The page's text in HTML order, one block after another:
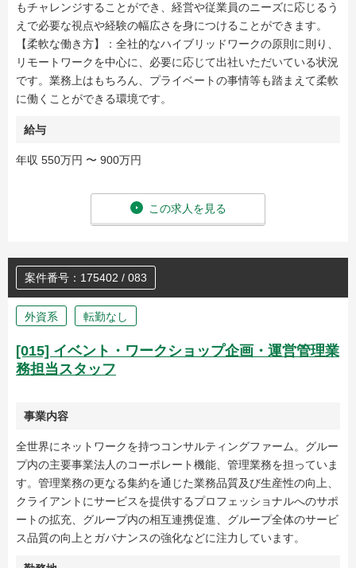
もチャレンジすることができ、経営や従業員のニーズに応じるう
えで必要な視点や経験の幅広さを身につけることができます。
【柔軟な働き方】：全社的なハイブリッドワークの原則に則り、
リモートワークを中心に、必要に応じて出社いただいている状況
です。業務上はもちろん、プライベートの事情等も踏まえて柔軟
に働くことができる環境です。
給与
年収 550万円 〜 900万円
この求人を見る
案件番号：175402 / 083
外資系 転勤なし
[015] イベント・ワークショップ企画・運営管理業
務担当スタッフ
事業内容
全世界にネットワークを持つコンサルティングファーム。グルー
プ内の主要事業法人のコーポレート機能、管理業務を担っていま
す。管理業務の更なる集約を通じた業務品質及び生産性の向上、
クライアントにサービスを提供するプロフェッショナルへのサポ
ートの拡充、グループ内の相互連携促進、グループ全体のサービ
ス品質の向上とガバナンスの強化などに注力しています。